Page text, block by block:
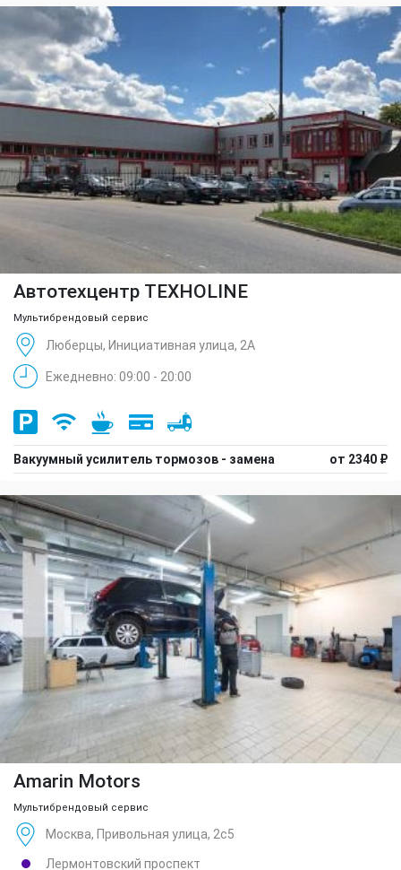
Автотехцентр TEXHOLINE
Мультибрендовый сервис
Люберцы, Инициативная улица, 2А
Ежедневно: 09:00 - 20:00
Вакуумный усилитель тормозов - замена от 2340 ₽
Amarin Motors
Мультибрендовый сервис
Москва, Привольная улица, 2с5
Лермонтовский проспект